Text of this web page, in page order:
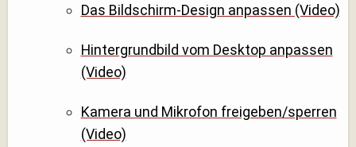
Das Bildschirm-Design anpassen (Video)
Hintergrundbild vom Desktop anpassen
(Video)
Kamera und Mikrofon freigeben/sperren
(Video)